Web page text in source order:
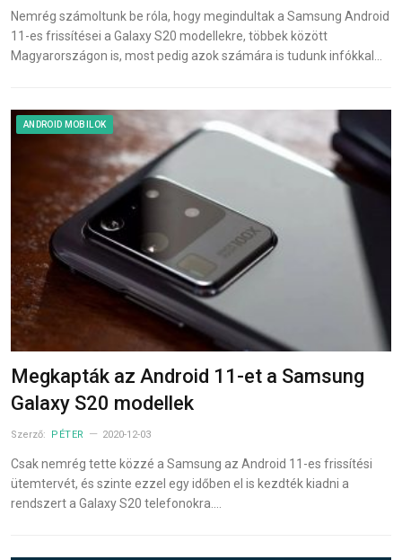
Nemrég számoltunk be róla, hogy megindultak a Samsung Android
11-es frissítései a Galaxy S20 modellekre, többek között
Magyarországon is, most pedig azok számára is tudunk infókkal…
ANDROID MOBILOK
Megkapták az Android 11-et a Samsung
Galaxy S20 modellek
Szerző: PÉTER 2020-12-03
Csak nemrég tette közzé a Samsung az Android 11-es frissítési
ütemtervét, és szinte ezzel egy időben el is kezdték kiadni a
rendszert a Galaxy S20 telefonokra.…